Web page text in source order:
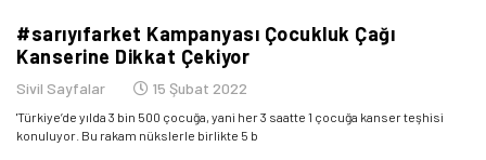
#sarıyıfarket Kampanyası Çocukluk Çağı
Kanserine Dikkat Çekiyor
Sivil Sayfalar 15 Şubat 2022
'Türkiye’de yılda 3 bin 500 çocuğa, yani her 3 saatte 1 çocuğa kanser teşhisi
konuluyor. Bu rakam nükslerle birlikte 5 b